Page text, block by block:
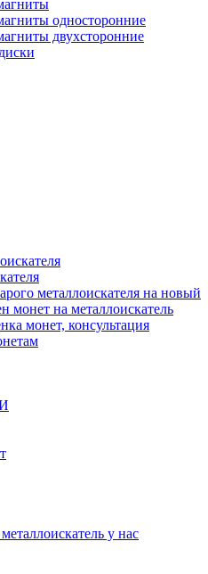
односторонние
двухсторонние
металлоискателя на новый
монет на металлоискатель
монет, консультация
у нас